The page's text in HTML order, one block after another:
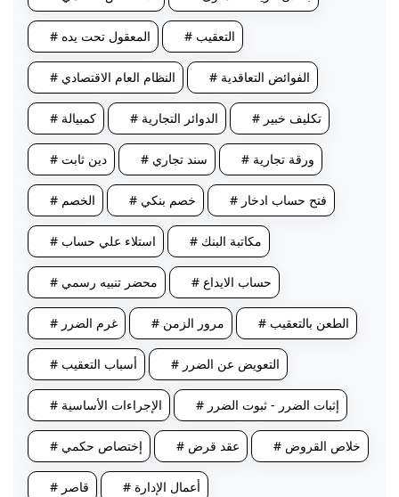
# المعقول تحت يده # التعقيب
# النظام العام الاقتصادي # الفوائض التعاقدية
# كمبيالة # الدوائر التجارية # تكليف خبير
# دين ثابت # سند تجاري # ورقة تجارية
# الخصم # خصم بنكي # فتح حساب ادخار
# استلاء علي حساب # مكاتبة البنك
# محضر تنبيه رسمي # حساب الايداع
# غرم الضرر # مرور الزمن # الطعن بالتعقيب
# أسباب التعقيب # التعويض عن الضرر
# الإجراءات الأساسية # إثبات الضرر - ثبوت الضرر
# إختصاص حكمي # عقد قرض # خلاص القروض
# قاصر # أعمال الإدارة